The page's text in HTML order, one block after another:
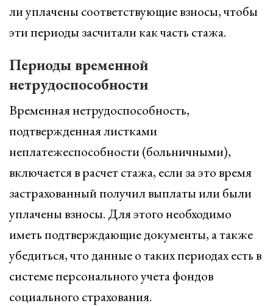
ли уплачены соответствующие взносы, чтобы
эти периоды засчитали как часть стажа.
Периоды временной
нетрудоспособности
Временная нетрудоспособность,
подтвержденная листками
неплатежеспособности (больничными),
включается в расчет стажа, если за это время
застрахованный получил выплаты или были
уплачены взносы. Для этого необходимо
иметь подтверждающие документы, а также
убедиться, что данные о таких периодах есть в
системе персонального учета фондов
социального страхования.